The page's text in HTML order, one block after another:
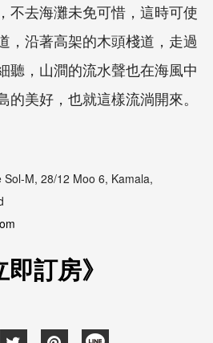
不去海灘未免可惜，這時可使
，沿著高架的木頭棧道，走過
聽，山澗的流水聲也在海風中
美好，也就這樣流淌開來。
Sol-M, 28/12 Moo 6, Kamala,
即訂房》